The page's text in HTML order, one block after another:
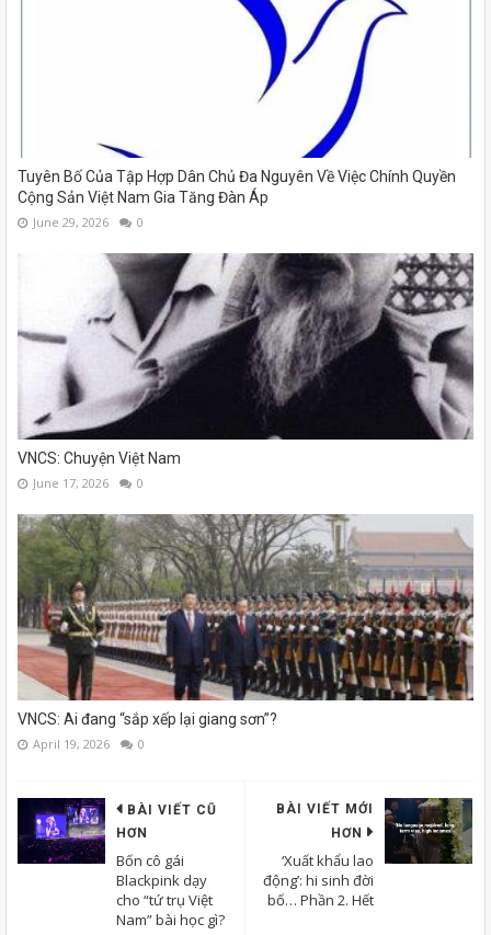
Tuyên Bố Của Tập Hợp Dân Chủ Đa Nguyên Về Việc Chính Quyền
Cộng Sản Việt Nam Gia Tăng Đàn Áp
June 29, 2026 0
VNCS: Chuyện Việt Nam
June 17, 2026 0
VNCS: Ai đang “sắp xếp lại giang sơn”?
April 19, 2026 0
BÀI VIẾT MỚI
HƠN
‘Xuất khẩu lao
động’: hi sinh đời
bố… Phần 2. Hết
BÀI VIẾT CŨ
HƠN
Bốn cô gái
Blackpink dạy
cho “tứ trụ Việt
Nam” bài học gì?